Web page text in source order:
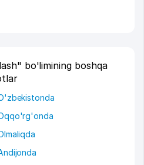
bo'limining boshqa